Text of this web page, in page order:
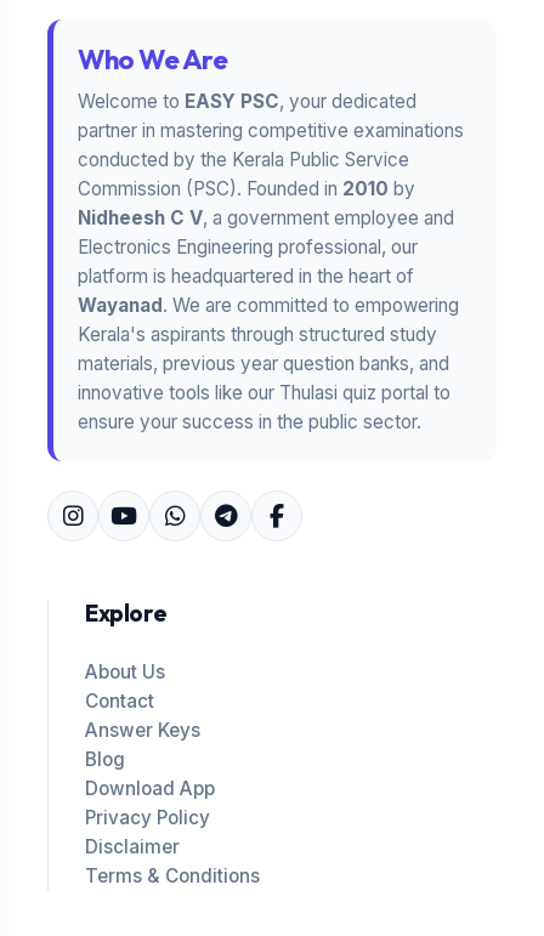
Who We Are
Welcome to EASY PSC, your dedicated
partner in mastering competitive examinations
conducted by the Kerala Public Service
Commission (PSC). Founded in 2010 by
Nidheesh C V, a government employee and
Electronics Engineering professional, our
platform is headquartered in the heart of
Wayanad. We are committed to empowering
Kerala's aspirants through structured study
materials, previous year question banks, and
innovative tools like our Thulasi quiz portal to
ensure your success in the public sector.
Explore
About Us
Contact
Answer Keys
Blog
Download App
Privacy Policy
Disclaimer
Terms & Conditions